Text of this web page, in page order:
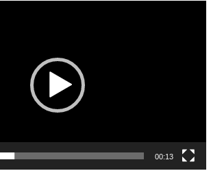
00:13